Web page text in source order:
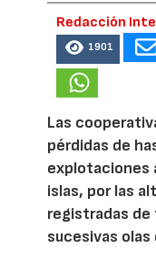
Redacción
1901
Las
pérdidas de
explotaciones
islas, por las
registradas de
sucesivas